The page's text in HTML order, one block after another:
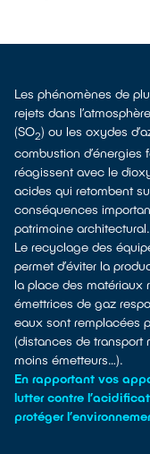
Les phénomènes de
rejets dans
(SO2) ou les oxydes
combustion d’énergies
réagissent avec le
acides qui retombent
conséquences
patrimoine architectural.
Le recyclage des
permet d’éviter la
la place des matériaux
émettrices de gaz
eaux sont remplacées
(distances de transport
moins émetteurs…).
En rapportant vos
lutter contre
protéger